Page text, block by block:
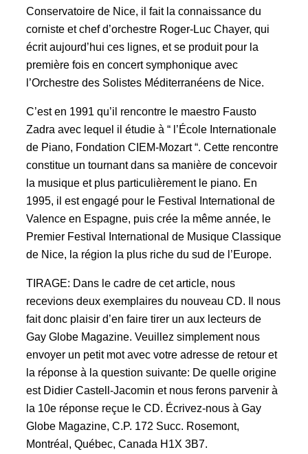
Conservatoire de Nice, il fait la connaissance du
corniste et chef d’orchestre Roger-Luc Chayer, qui
écrit aujourd’hui ces lignes, et se produit pour la
première fois en concert symphonique avec
l’Orchestre des Solistes Méditerranéens de Nice.
C’est en 1991 qu’il rencontre le maestro Fausto
Zadra avec lequel il étudie à “ l’École Internationale
de Piano, Fondation CIEM-Mozart “. Cette rencontre
constitue un tournant dans sa manière de concevoir
la musique et plus particulièrement le piano. En
1995, il est engagé pour le Festival International de
Valence en Espagne, puis crée la même année, le
Premier Festival International de Musique Classique
de Nice, la région la plus riche du sud de l’Europe.
TIRAGE: Dans le cadre de cet article, nous
recevions deux exemplaires du nouveau CD. Il nous
fait donc plaisir d’en faire tirer un aux lecteurs de
Gay Globe Magazine. Veuillez simplement nous
envoyer un petit mot avec votre adresse de retour et
la réponse à la question suivante: De quelle origine
est Didier Castell-Jacomin et nous ferons parvenir à
la 10e réponse reçue le CD. Écrivez-nous à Gay
Globe Magazine, C.P. 172 Succ. Rosemont,
Montréal, Québec, Canada H1X 3B7.